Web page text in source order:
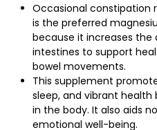
Occasional constipation
is the preferred
because it increases
intestines to support
bowel movements.
This supplement
sleep, and vibrant
in the body. It also aids
emotional well-being.